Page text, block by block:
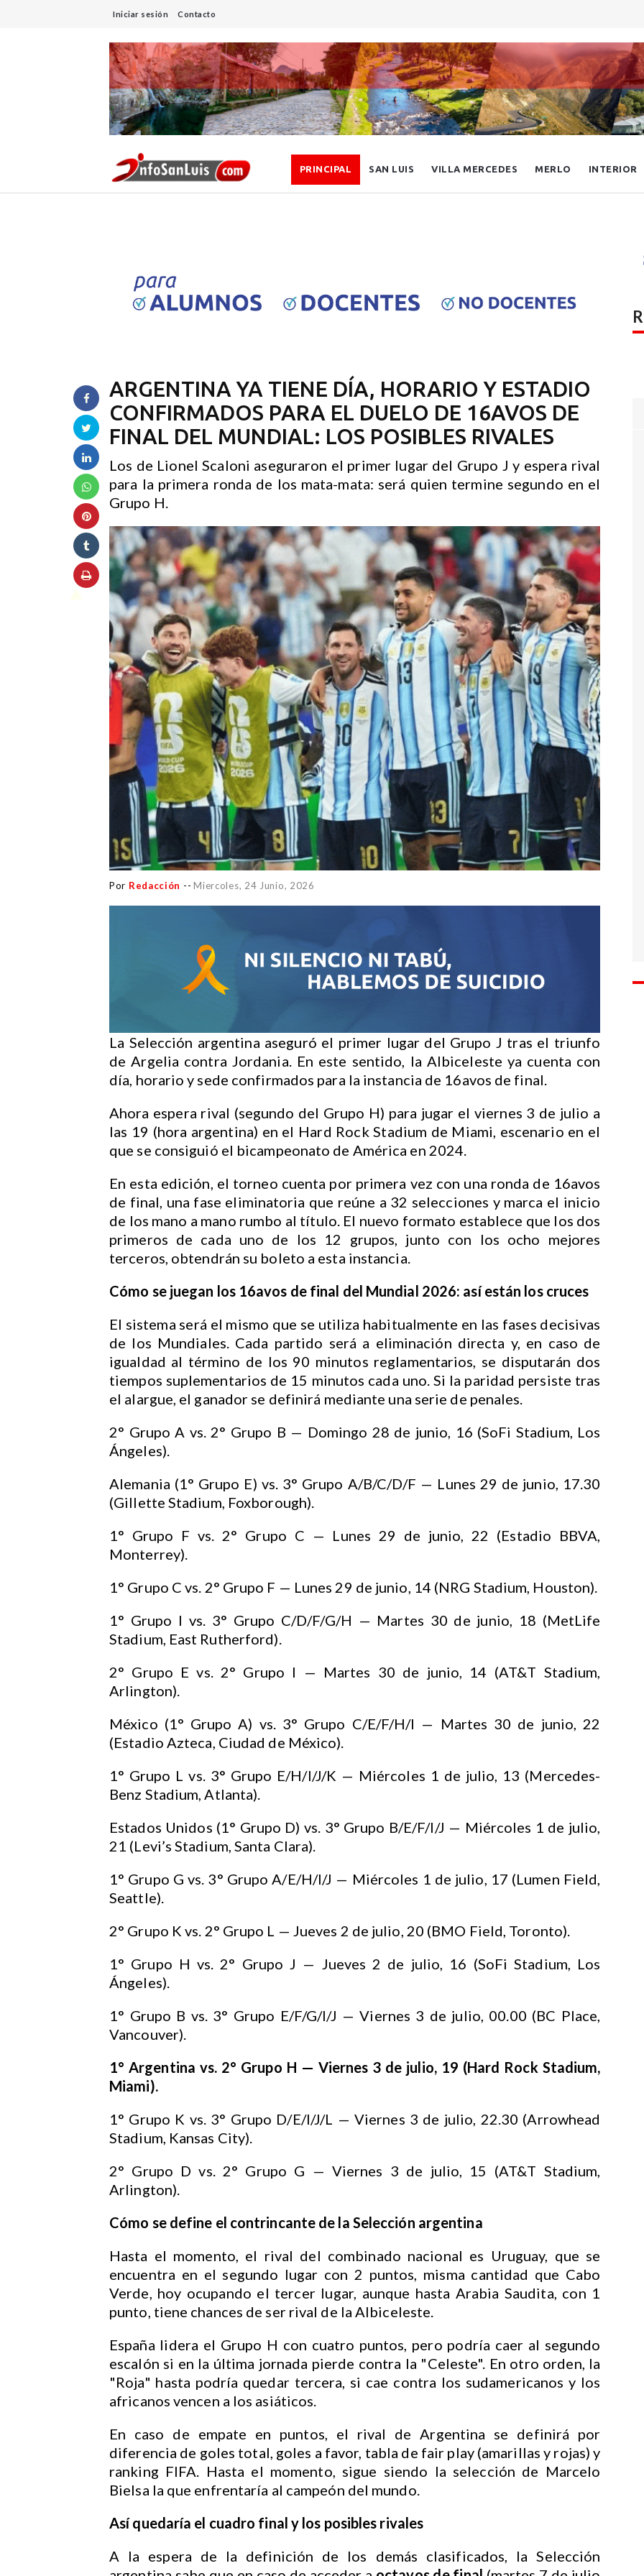
Iniciar sesión Contacto
PRINCIPAL SAN LUIS VILLA MERCEDES MERLO INTERIOR
ARGENTINA YA TIENE DÍA, HORARIO Y ESTADIO
CONFIRMADOS PARA EL DUELO DE 16AVOS DE
FINAL DEL MUNDIAL: LOS POSIBLES RIVALES
Los de Lionel Scaloni aseguraron el primer lugar del Grupo J y espera rival
para la primera ronda de los mata-mata: será quien termine segundo en el
Grupo H.
Por Redacción -- Miercoles, 24 Junio, 2026
La Selección argentina aseguró el primer lugar del Grupo J tras el triunfo
de Argelia contra Jordania. En este sentido, la Albiceleste ya cuenta con
día, horario y sede confirmados para la instancia de 16avos de final.
Ahora espera rival (segundo del Grupo H) para jugar el viernes 3 de julio a
las 19 (hora argentina) en el Hard Rock Stadium de Miami, escenario en el
que se consiguió el bicampeonato de América en 2024.
En esta edición, el torneo cuenta por primera vez con una ronda de 16avos
de final, una fase eliminatoria que reúne a 32 selecciones y marca el inicio
de los mano a mano rumbo al título. El nuevo formato establece que los dos
primeros de cada uno de los 12 grupos, junto con los ocho mejores
terceros, obtendrán su boleto a esta instancia.
Cómo se juegan los 16avos de final del Mundial 2026: así están los cruces
El sistema será el mismo que se utiliza habitualmente en las fases decisivas
de los Mundiales. Cada partido será a eliminación directa y, en caso de
igualdad al término de los 90 minutos reglamentarios, se disputarán dos
tiempos suplementarios de 15 minutos cada uno. Si la paridad persiste tras
el alargue, el ganador se definirá mediante una serie de penales.
2° Grupo A vs. 2° Grupo B — Domingo 28 de junio, 16 (SoFi Stadium, Los
Ángeles).
Alemania (1° Grupo E) vs. 3° Grupo A/B/C/D/F — Lunes 29 de junio, 17.30
(Gillette Stadium, Foxborough).
1° Grupo F vs. 2° Grupo C — Lunes 29 de junio, 22 (Estadio BBVA,
Monterrey).
1° Grupo C vs. 2° Grupo F — Lunes 29 de junio, 14 (NRG Stadium, Houston).
1° Grupo I vs. 3° Grupo C/D/F/G/H — Martes 30 de junio, 18 (MetLife
Stadium, East Rutherford).
2° Grupo E vs. 2° Grupo I — Martes 30 de junio, 14 (AT&T Stadium,
Arlington).
México (1° Grupo A) vs. 3° Grupo C/E/F/H/I — Martes 30 de junio, 22
(Estadio Azteca, Ciudad de México).
1° Grupo L vs. 3° Grupo E/H/I/J/K — Miércoles 1 de julio, 13 (Mercedes-
Benz Stadium, Atlanta).
Estados Unidos (1° Grupo D) vs. 3° Grupo B/E/F/I/J — Miércoles 1 de julio,
21 (Levi’s Stadium, Santa Clara).
1° Grupo G vs. 3° Grupo A/E/H/I/J — Miércoles 1 de julio, 17 (Lumen Field,
Seattle).
2° Grupo K vs. 2° Grupo L — Jueves 2 de julio, 20 (BMO Field, Toronto).
1° Grupo H vs. 2° Grupo J — Jueves 2 de julio, 16 (SoFi Stadium, Los
Ángeles).
1° Grupo B vs. 3° Grupo E/F/G/I/J — Viernes 3 de julio, 00.00 (BC Place,
Vancouver).
1° Argentina vs. 2° Grupo H — Viernes 3 de julio, 19 (Hard Rock Stadium,
Miami).
1° Grupo K vs. 3° Grupo D/E/I/J/L — Viernes 3 de julio, 22.30 (Arrowhead
Stadium, Kansas City).
2° Grupo D vs. 2° Grupo G — Viernes 3 de julio, 15 (AT&T Stadium,
Arlington).
Cómo se define el contrincante de la Selección argentina
Hasta el momento, el rival del combinado nacional es Uruguay, que se
encuentra en el segundo lugar con 2 puntos, misma cantidad que Cabo
Verde, hoy ocupando el tercer lugar, aunque hasta Arabia Saudita, con 1
punto, tiene chances de ser rival de la Albiceleste.
España lidera el Grupo H con cuatro puntos, pero podría caer al segundo
escalón si en la última jornada pierde contra la "Celeste". En otro orden, la
"Roja" hasta podría quedar tercera, si cae contra los sudamericanos y los
africanos vencen a los asiáticos.
En caso de empate en puntos, el rival de Argentina se definirá por
diferencia de goles total, goles a favor, tabla de fair play (amarillas y rojas) y
ranking FIFA. Hasta el momento, sigue siendo la selección de Marcelo
Bielsa la que enfrentaría al campeón del mundo.
Así quedaría el cuadro final y los posibles rivales
A la espera de la definición de los demás clasificados, la Selección